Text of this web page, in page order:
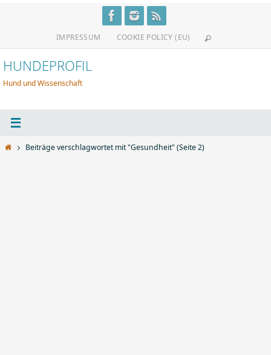
IMPRESSUM COOKIE POLICY (EU)
HUNDEPROFIL
Hund und Wissenschaft
StartBeiträge verschlagwortet mit "Gesundheit"(Seite 2)